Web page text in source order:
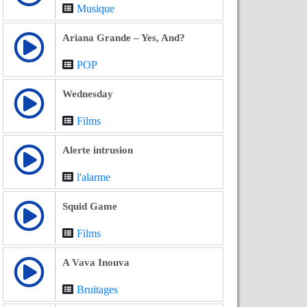
Musique
Ariana Grande – Yes, And?
POP
Wednesday
Films
Alerte intrusion
l'alarme
Squid Game
Films
A Vava Inouva
Bruitages